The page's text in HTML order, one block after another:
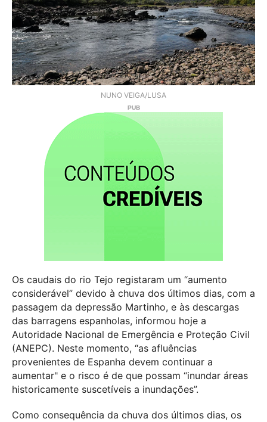
NUNO VEIGA/LUSA
Os caudais do rio Tejo registaram um “aumento
considerável” devido à chuva dos últimos dias, com a
passagem da depressão Martinho, e às descargas
das barragens espanholas, informou hoje a
Autoridade Nacional de Emergência e Proteção Civil
(ANEPC). Neste momento, “as afluências
provenientes de Espanha devem continuar a
aumentar" e o risco é de que possam “inundar áreas
historicamente suscetíveis a inundações”.
Como consequência da chuva dos últimos dias, os